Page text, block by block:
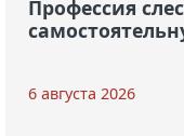
Профессия
6 августа 2026